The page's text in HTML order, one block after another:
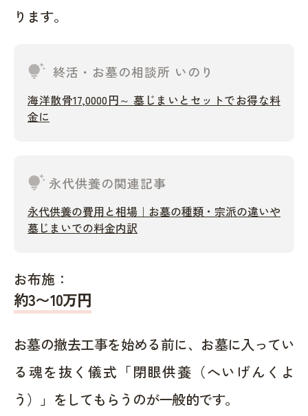
ります。
tips_and_updates 終活・お墓の相談所 いのり
海洋散骨17,0000円～ 墓じまいとセットでお得な料
金に
tips_and_updates 永代供養の関連記事
永代供養の費用と相場｜お墓の種類・宗派の違いや
墓じまいでの料金内訳
お布施：
約3〜10万円
お墓の撤去工事を始める前に、お墓に入ってい
る魂を抜く儀式「閉眼供養（へいげんくよ
う）」をしてもらうのが一般的です。